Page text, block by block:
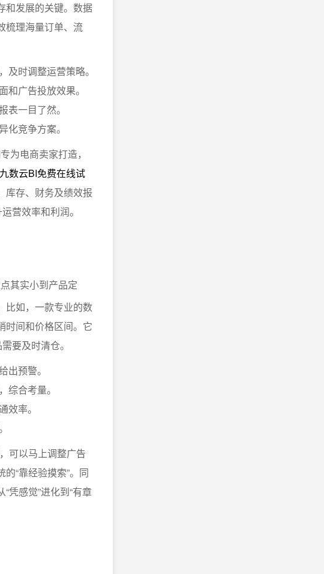
和发展的关键。数据
梳理海量订单、流
时调整运营策略。
广告投放效果。
一目了然。
竞争方案。
为电商卖家打造，
九数云BI免费在线试
库存、财务及绩效报
营效率和利润。
其实小到产品定
比如，一款专业的数
时间和价格区间。它
要及时清仓。
预警。
合考量。
效率。
可以马上调整广告
“靠经验摸索”。同
凭感觉”进化到“有章